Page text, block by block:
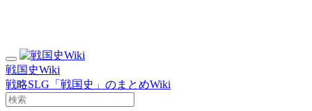
戦国史Wiki
戦略SLG「戦国史」のまとめWiki